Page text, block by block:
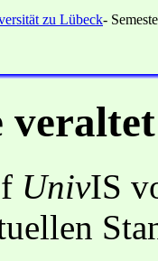
zu Lübeck-
veraltet
UnivIS